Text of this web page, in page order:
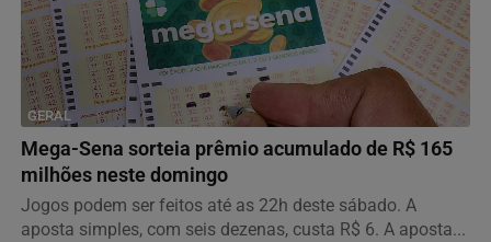
GERAL
Mega-Sena sorteia prêmio acumulado de R$ 165
milhões neste domingo
Jogos podem ser feitos até as 22h deste sábado. A
aposta simples, com seis dezenas, custa R$ 6. A aposta...